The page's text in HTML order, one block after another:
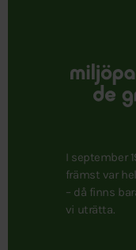
I september
främst var
– då finns
vi uträtta.